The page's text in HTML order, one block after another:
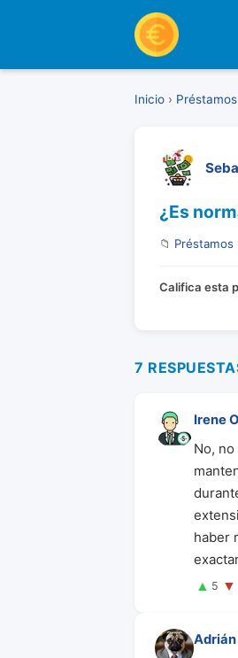
Inicio ›
¿Es
📁 Préstamos
Califica esta
7
Irene
No,
haber
▲ 5 ▼
Adrián